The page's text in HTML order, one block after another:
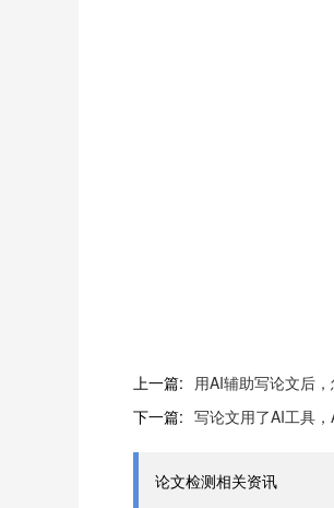
上一篇: 用AI辅助写论文后
下一篇: 写论文用了AI工具
论文检测相关资讯